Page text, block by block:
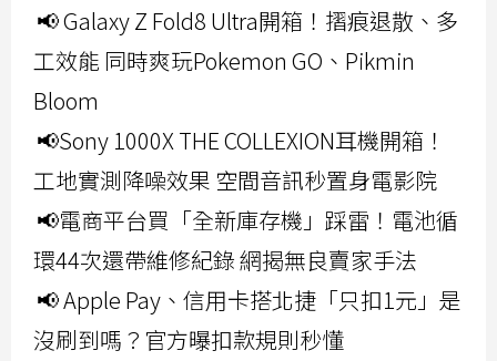
📢 Galaxy Z Fold8 Ultra開箱！摺痕退散、多
工效能 同時爽玩Pokemon GO、Pikmin
Bloom
📢Sony 1000X THE COLLEXION耳機開箱！
工地實測降噪效果 空間音訊秒置身電影院
📢電商平台買「全新庫存機」踩雷！電池循
環44次還帶維修紀錄 網揭無良賣家手法
📢 Apple Pay、信用卡搭北捷「只扣1元」是
沒刷到嗎？官方曝扣款規則秒懂